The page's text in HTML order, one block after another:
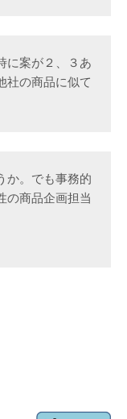
に案が２、３あ
社の商品に似て
か。でも事務的
の商品企画担当